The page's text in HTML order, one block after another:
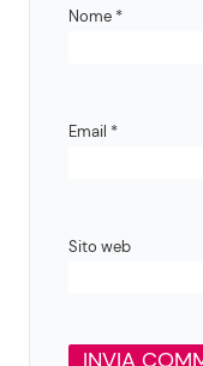
Nome *
Email *
Sito web